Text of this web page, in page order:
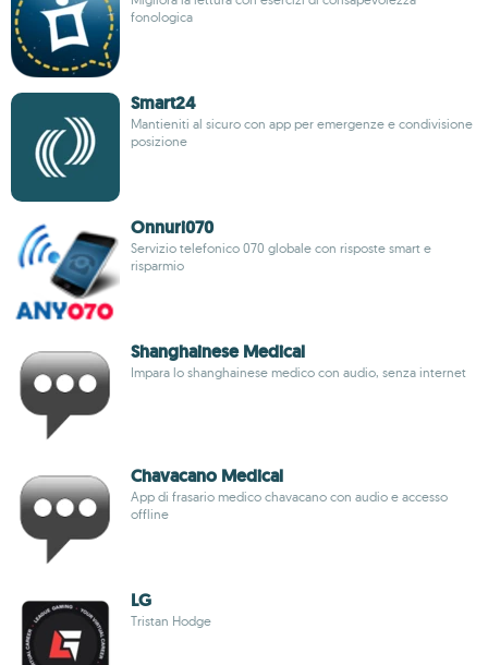
fonologica
Smart24
Mantieniti al sicuro con app per emergenze e condivisione
posizione
Onnuri070
Servizio telefonico 070 globale con risposte smart e
risparmio
Shanghainese Medical
Impara lo shanghainese medico con audio, senza internet
Chavacano Medical
App di frasario medico chavacano con audio e accesso
offline
LG
Tristan Hodge